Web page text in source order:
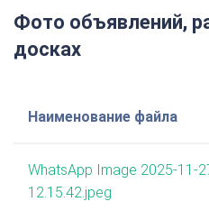
Фото объявлений,
досках
Наименование файла
WhatsApp Image 2025-11-
12.15.42.jpeg